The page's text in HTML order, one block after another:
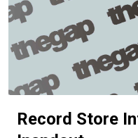
Record Store